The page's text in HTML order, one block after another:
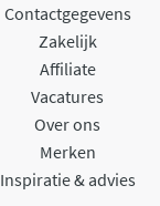
Contactgegevens
Zakelijk
Affiliate
Vacatures
Over ons
Merken
Inspiratie & advies